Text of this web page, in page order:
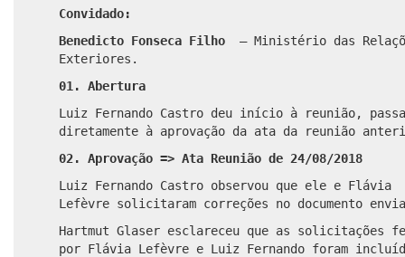
Convidado:
Benedicto Fonseca Filho
– Ministério das
Exteriores.
01. Abertura
Luiz Fernando Castro deu início à reunião,
diretamente à aprovação da ata da reunião
02. Aprovação => Ata Reunião de 24/08/2018
Luiz Fernando Castro observou que ele e Flávia
Lefèvre solicitaram correções no documento
Hartmut Glaser esclareceu que as solicitações
por Flávia Lefèvre e Luiz Fernando foram